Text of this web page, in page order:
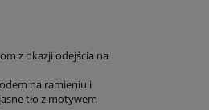
z okazji odejścia na
na ramieniu i
tło z motywem